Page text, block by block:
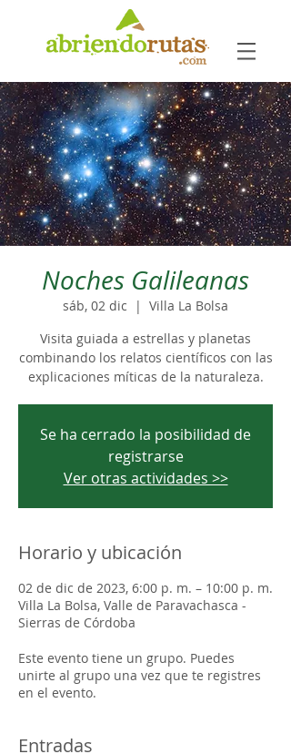
Noches Galileanas
sáb, 02 dic
  |
Villa La Bolsa
Visita guiada a estrellas y planetas
combinando los relatos científicos con las
explicaciones míticas de la naturaleza.
Se ha cerrado la posibilidad de
registrarse
Ver otras actividades >>
Horario y ubicación
02 de dic de 2023, 6:00 p. m. – 10:00 p. m.
Villa La Bolsa, Valle de Paravachasca -
Sierras de Córdoba
Este evento tiene un grupo. Puedes
unirte al grupo una vez que te registres
en el evento.
Entradas